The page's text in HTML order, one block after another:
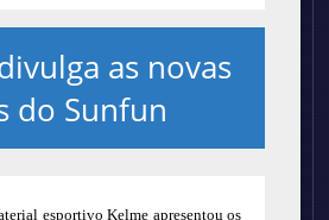
as novas
do Sunfun
esportivo Kelme apresentou os